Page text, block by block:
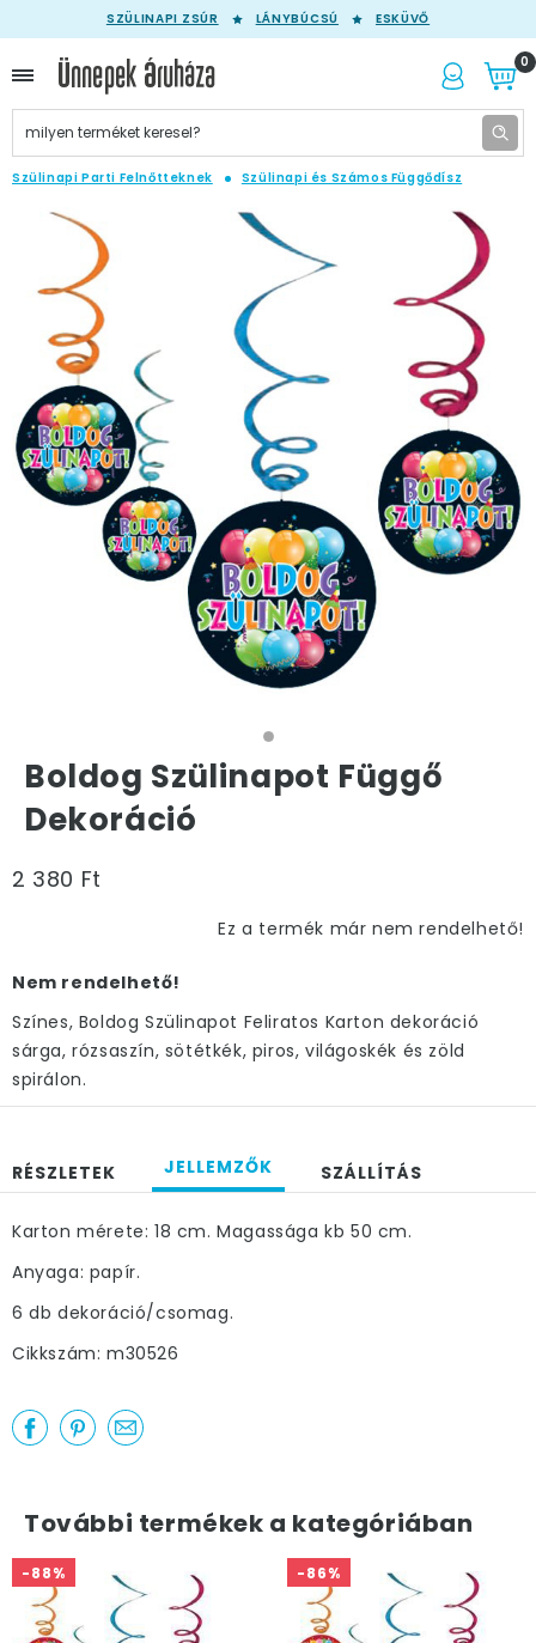
SZÜLINAPI ZSÚR LÁNYBÚCSÚ ESKÜVŐ
0
Szülinapi Parti Felnőtteknek Szülinapi és Számos Függődísz
Boldog Szülinapot Függő
Dekoráció
2 380 Ft
Ez a termék már nem rendelhető!
Nem rendelhető!
Színes, Boldog Szülinapot Feliratos Karton dekoráció
sárga, rózsaszín, sötétkék, piros, világoskék és zöld
spirálon.
RÉSZLETEK JELLEMZŐK SZÁLLÍTÁS
Karton mérete: 18 cm. Magassága kb 50 cm.
Anyaga: papír.
6 db dekoráció/csomag.
Cikkszám: m30526
További termékek a kategóriában
-88% -86%